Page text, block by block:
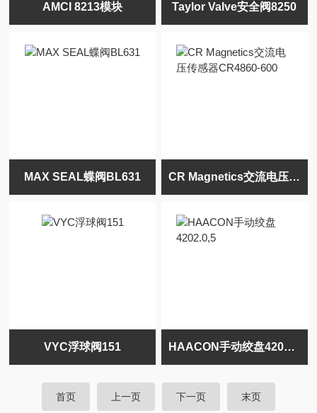
AMCI 8213模块 Taylor Valve安全阀8250
MAX SEAL蝶阀BL631 CR Magnetics交流电压传感器CR4860-600
VYC浮球阀151 HAACON手动绞盘4202.0,5
首页 上一页 下一页 末页